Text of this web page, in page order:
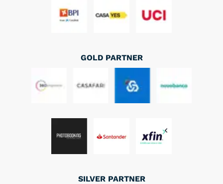
GOLD PARTNER
SILVER PARTNER